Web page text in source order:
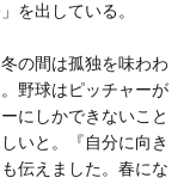
を出している。
の間は孤独を味わわ
野球はピッチャーが
にしかできないこと
いと。『自分に向き
伝えました。春にな